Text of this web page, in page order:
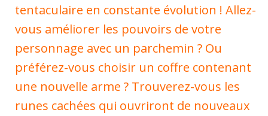
tentaculaire en constante évolution ! Allez-
vous améliorer les pouvoirs de votre
personnage avec un parchemin ? Ou
préférez-vous choisir un coffre contenant
une nouvelle arme ? Trouverez-vous les
runes cachées qui ouvriront de nouveaux